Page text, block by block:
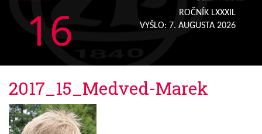
16
ROČNÍK LXXXIL
VYŠLO: 7. AUGUSTA 2026
2017_15_Medved-Marek